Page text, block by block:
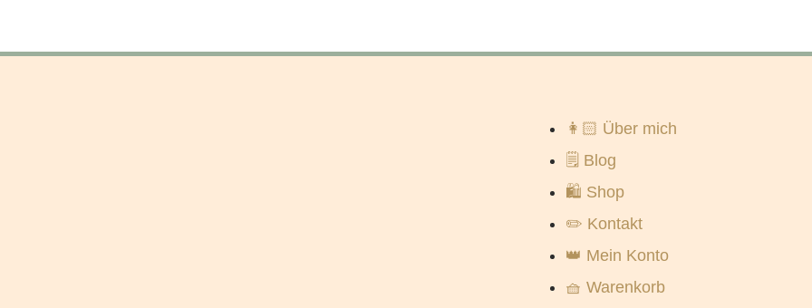
👩🏻 Über mich
🗒️ Blog
🛍️ Shop
✏️ Kontakt
👑 Mein Konto
🧺 Warenkorb